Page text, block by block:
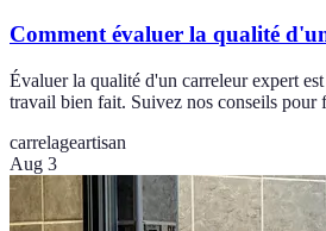
Comment évaluer la qualité
Évaluer la qualité d'un carreleur expert
travail bien fait. Suivez nos conseils pour
carrelageartisan
Aug 3